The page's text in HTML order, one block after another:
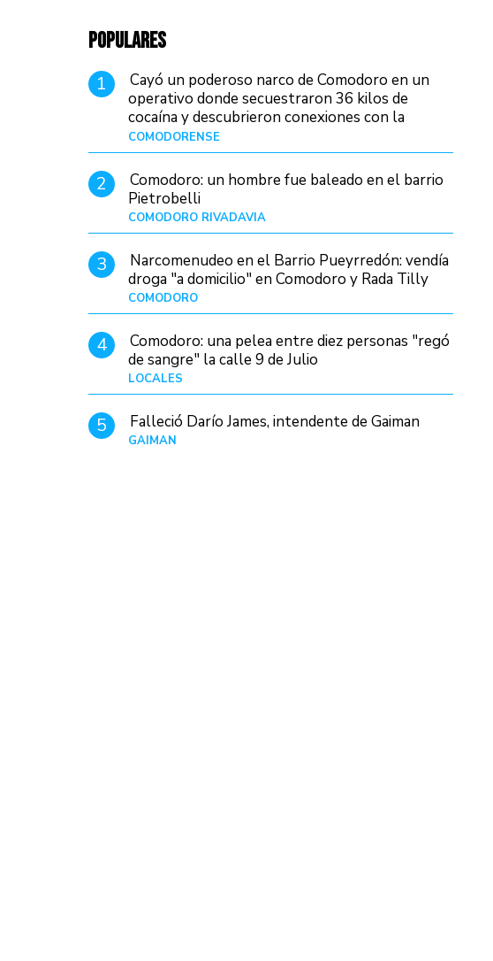
POPULARES
1
Cayó un poderoso narco de Comodoro en un
operativo donde secuestraron 36 kilos de
cocaína y descubrieron conexiones con la
Patagonia
COMODORENSE
2
Comodoro: un hombre fue baleado en el barrio
Pietrobelli
COMODORO RIVADAVIA
3
Narcomenudeo en el Barrio Pueyrredón: vendía
droga "a domicilio" en Comodoro y Rada Tilly
COMODORO
4
Comodoro: una pelea entre diez personas "regó
de sangre" la calle 9 de Julio
LOCALES
5 Falleció Darío James, intendente de Gaiman
GAIMAN